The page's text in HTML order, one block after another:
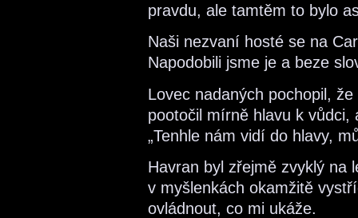
pravdu, ale tamtěm to bylo
Naši nezvaní hosté se na
Napodobili jsme je a beze
Lovec nadaných pochopil,
pootočil mírně hlavu k vůdci,
„Tenhle nám vidí do hlavy,
Havran byl zřejmě zvyklý na
v myšlenkách okamžitě
ovládnout, co mi ukáže.